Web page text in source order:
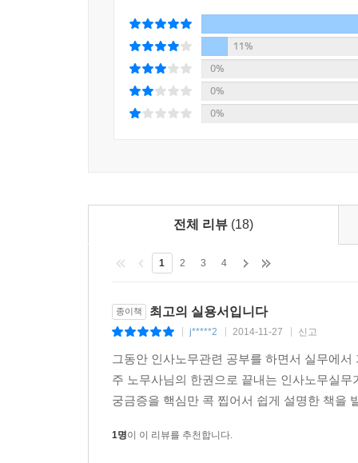
05 주 40시간 근무제에서는 토요일도 휴일에 해당
[휴일의 대체]
06 원래 휴일을 다른 날로 대체하면 휴일근로수당
10 연차휴가 부여를 위한 출근율 산정시 휴직기간
11 연차휴가 부여를 위한 출근율 산정시 육아휴직
12 연차휴가는 근로자가 청구한 시기에 반드시 주
13 연차휴가를 입사일별이 아닌 회계연도 단위로
15 퇴직으로 인해 지급사유가 발생한 연차휴가
16 1년 미만 근무한 퇴직자에 대해서도 연차휴가
17 퇴직 전 1년 미만 근로에 대해서도 연차휴가 미
18 1년간 사용하지 않은 연차휴가를 수당 지급 대
19 격일제 근무자의 경우 연차휴가 사용시 2일의
21 연차휴가를 수당으로 대체지급할 경우 어느
11%
0%
0%
0%
전체 리뷰 (18)
1 2 3 4
종이책 최고의 실용서입니다
j*****2 2014-11-27 신고
그동안 인사노무관련 공부를 하면서 실무에
주 노무사님의 한권으로 끝내는 인사노무실
궁금증을 핵심만 콕 찝어서 쉽게 설명한 책을
1명이 이 리뷰를 추천합니다.